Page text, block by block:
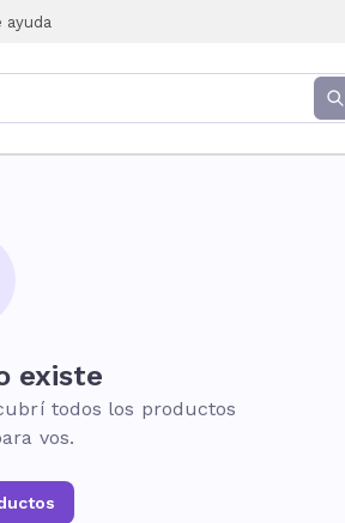
ayuda
existe
todos los productos
vos.